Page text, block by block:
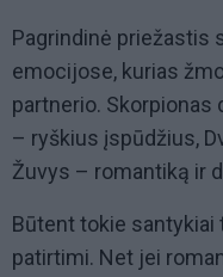
Pagrindinė priežastis
emocijose, kurias
partnerio. Skorpionas
– ryškius įspūdžius,
Žuvys – romantiką ir
Būtent tokie santykiai
patirtimi. Net jei